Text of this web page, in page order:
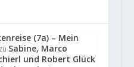
(7a) – Mein
zu Sabine, Marco
und Robert Glück